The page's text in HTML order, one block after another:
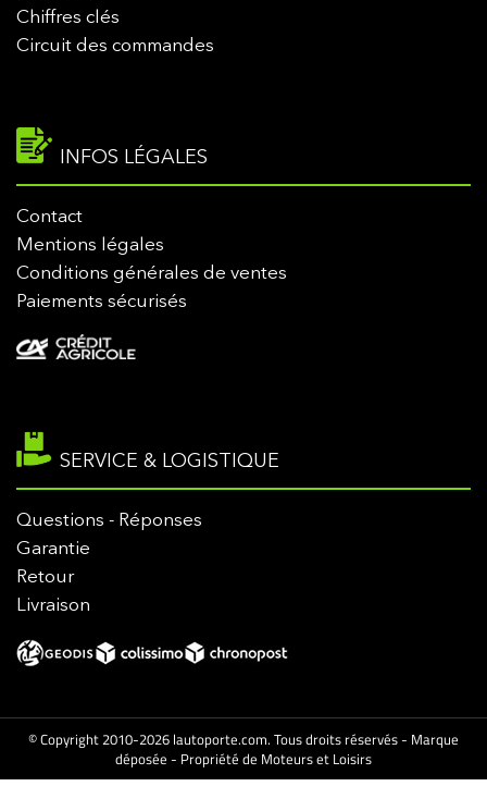
Chiffres clés
Circuit des commandes
INFOS LÉGALES
Contact
Mentions légales
Conditions générales de ventes
Paiements sécurisés
SERVICE & LOGISTIQUE
Questions - Réponses
Garantie
Retour
Livraison
© Copyright 2010-2026 lautoporte.com. Tous droits réservés - Marque
déposée - Propriété de Moteurs et Loisirs